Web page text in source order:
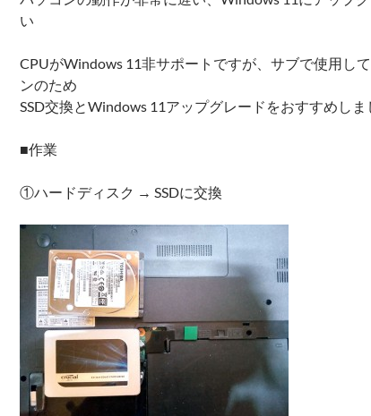
い
CPUがWindows 11非サポートですが、サブで使用し
ンのため
SSD交換とWindows 11アップグレードをおすすめしま
■作業
①ハードディスク → SSDに交換